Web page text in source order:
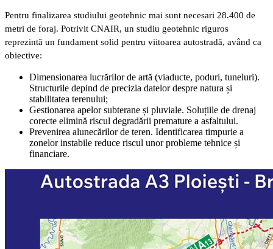
Pentru finalizarea studiului geotehnic mai sunt necesari 28.400 de
metri de foraj. Potrivit CNAIR, un studiu geotehnic riguros
reprezintă un fundament solid pentru viitoarea autostradă, având ca
obiective:
Dimensionarea lucrărilor de artă (viaducte, poduri, tuneluri).
Structurile depind de precizia datelor despre natura și
stabilitatea terenului;
Gestionarea apelor subterane și pluviale. Soluțiile de drenaj
corecte elimină riscul degradării premature a asfaltului.
Prevenirea alunecărilor de teren. Identificarea timpurie a
zonelor instabile reduce riscul unor probleme tehnice și
financiare.